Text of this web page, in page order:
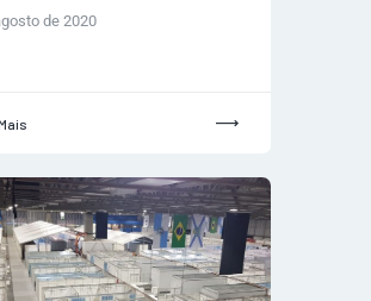
de 2020